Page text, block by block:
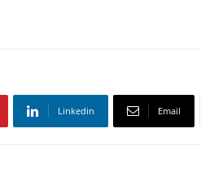
Linkedin Email